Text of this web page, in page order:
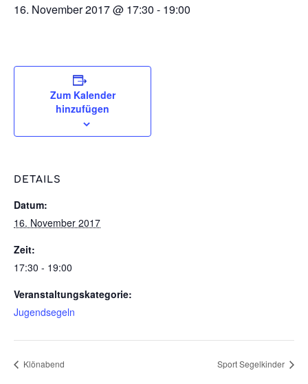
16. November 2017 @ 17:30 - 19:00
Zum Kalender
hinzufügen
DETAILS
Datum:
16. November 2017
Zeit:
17:30 - 19:00
Veranstaltungskategorie:
Jugendsegeln
Klönabend Sport Segelkinder